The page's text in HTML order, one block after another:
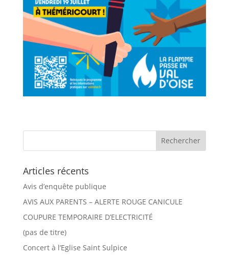
Articles récents
Avis d’enquête publique
AVIS AUX PARENTS – ALERTE ROUGE CANICULE
COUPURE TEMPORAIRE D’ELECTRICITÉ
(pas de titre)
Concert à l’Eglise Saint Sulpice